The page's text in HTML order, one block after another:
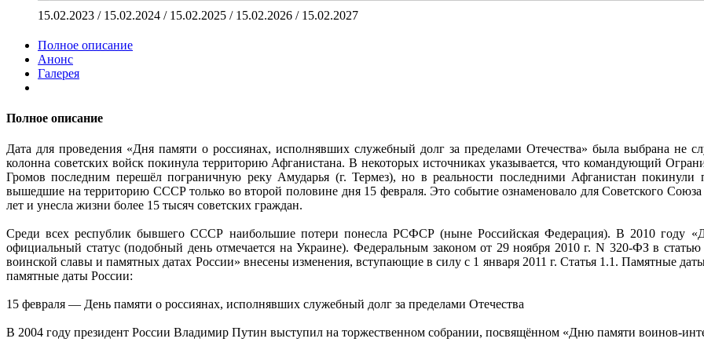
15.02.2023 / 15.02.2024 / 15.02.2025 / 15.02.2026 / 15.02.2027
Полное описание
Анонс
Галерея
Полное описание
Дата для проведения «Дня памяти о россиянах, исполнявших служебный долг за пределами Отечества» была выбрана не
колонна советских войск покинула территорию Афганистана. В некоторых источниках указывается, что командующий
Громов последним перешёл пограничную реку Амударья (г. Термез), но в реальности последними Афганистан
вышедшие на территорию СССР только во второй половине дня 15 февраля. Это событие ознаменовало для Советского
лет и унесла жизни более 15 тысяч советских граждан.
Среди всех республик бывшего СССР наибольшие потери понесла РСФСР (ныне Российская Федерация). В 2010 году
официальный статус (подобный день отмечается на Украине). Федеральным законом от 29 ноября 2010 г. N 320-ФЗ в
воинской славы и памятных датах России» внесены изменения, вступающие в силу с 1 января 2011 г. Статья 1.1. Памятные
памятные даты России:
15 февраля — День памяти о россиянах, исполнявших служебный долг за пределами Отечества
В 2004 году президент России Владимир Путин выступил на торжественном собрании, посвящённом «Дню памяти воинов-